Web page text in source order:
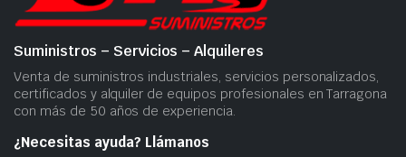
Suministros – Servicios – Alquileres
Venta de suministros industriales, servicios personalizados,
certificados y alquiler de equipos profesionales en Tarragona
con más de 50 años de experiencia.
¿Necesitas ayuda? Llámanos